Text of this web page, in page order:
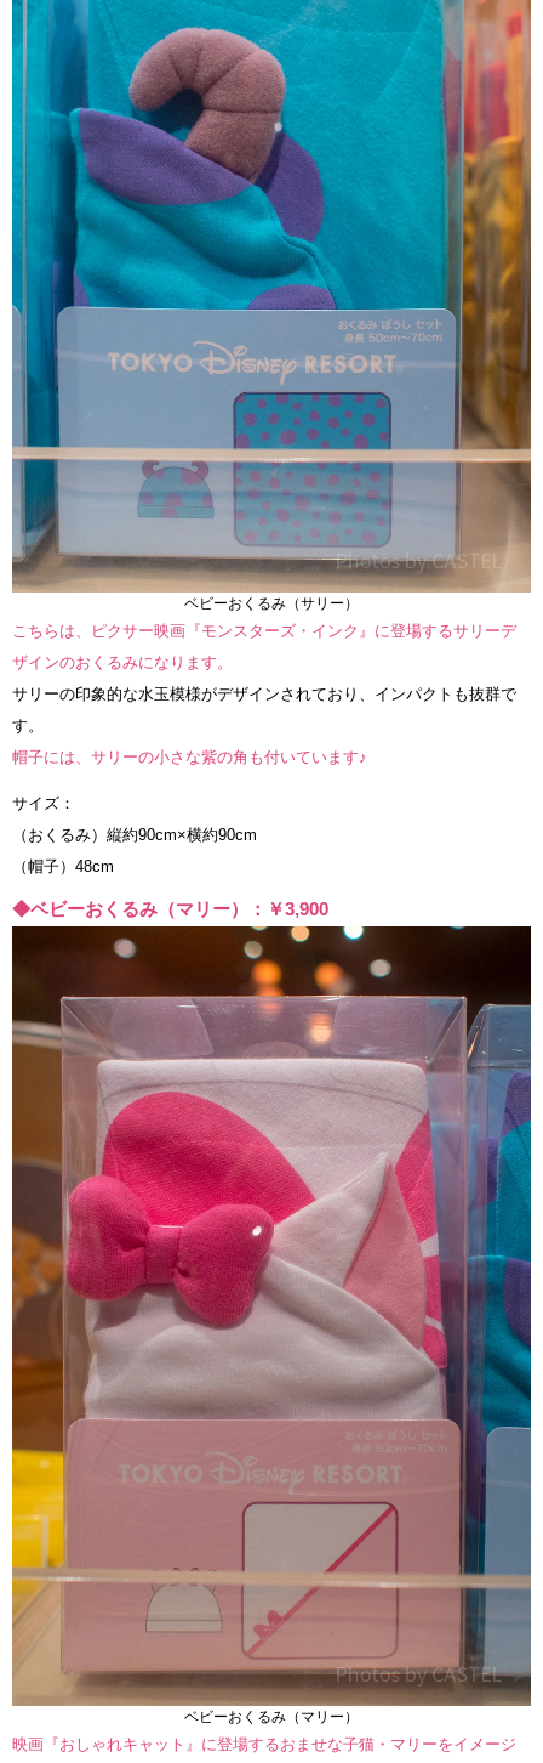
ベビーおくるみ（サリー）
こちらは、ピクサー映画『モンスターズ・インク』に登場するサリーデ
ザインのおくるみになります。
サリーの印象的な水玉模様がデザインされており、インパクトも抜群で
す。
帽子には、サリーの小さな紫の角も付いています♪
サイズ：
（おくるみ）縦約90cm×横約90cm
（帽子）48cm
◆ベビーおくるみ（マリー）：￥3,900
ベビーおくるみ（マリー）
映画『おしゃれキャット』に登場するおませな子猫・マリーをイメージ